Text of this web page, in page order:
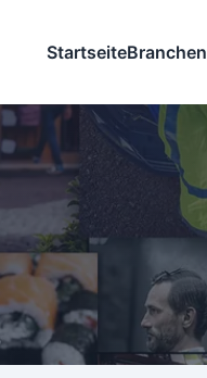
StartseiteBranchen